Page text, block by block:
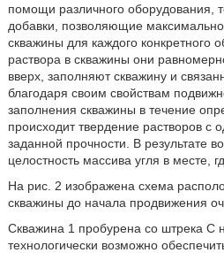
помощи различного оборудования,
добавки, позволяющие
скважины для каждого конкретного
раствора в скважины они
вверх, заполняют скважину и
благодаря своим свойствам
заполнения скважины в течение
происходит твердение растворов
заданной прочности. В результате
целостность массива угля в месте,
На рис. 2 изображена схема
скважины до начала продвижения
Скважина 1 пробурена со штрека С
технологически возможно